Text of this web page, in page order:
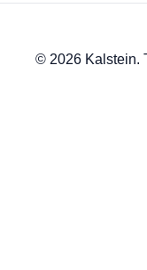
© 2026 Kalstein.